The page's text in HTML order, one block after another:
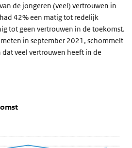
de jongeren (veel) vertrouwen in
42% een matig tot redelijk
tot geen vertrouwen in de toekomst.
in september 2021, schommelt
veel vertrouwen heeft in de
(lijngrafiek)
in de toekomst' over en ga naar de